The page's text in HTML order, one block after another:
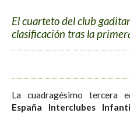
El cuarteto del club
clasificación tras la
La cuadragésimo tercera
España Interclubes